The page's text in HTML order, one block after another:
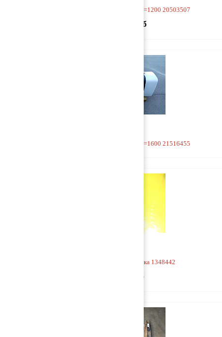
Бак топливный D-образный L=1200 20503507
40 000 руб
Бак топливный D-образный L=1600 21516455
Заглушка топливного бака 1348442
3 300 руб